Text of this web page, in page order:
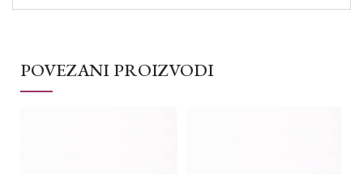
POVEZANI PROIZVODI